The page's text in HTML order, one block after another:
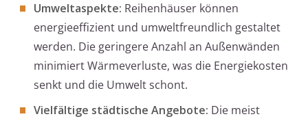
Umweltaspekte: Reihenhäuser können
energieeffizient und umweltfreundlich gestaltet
werden. Die geringere Anzahl an Außenwänden
minimiert Wärmeverluste, was die Energiekosten
senkt und die Umwelt schont.
Vielfältige städtische Angebote: Die meist